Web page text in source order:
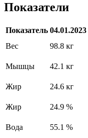
Показатели
Показатель 04.01.2023
Вес
98.8 кг
Мышцы
42.1 кг
Жир
24.6 кг
Жир
24.9 %
Вода
55.1 %